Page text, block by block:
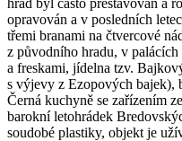
opravován a v posledních
třemi branami na čtvercové
z původního hradu, v
a freskami, jídelna tzv.
s výjevy z Ezopových bajek),
Černá kuchyně se zařízením
barokní letohrádek
soudobé plastiky, objekt je